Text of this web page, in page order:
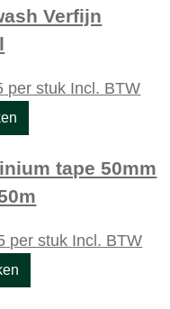
Verfijn
per stuk Incl. BTW
tape 50mm
per stuk Incl. BTW